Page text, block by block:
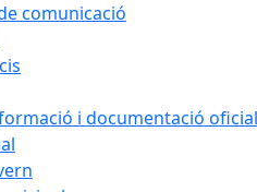
comunicació
i documentació